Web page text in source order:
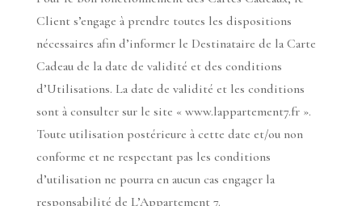
Client s’engage à prendre toutes les dispositions
nécessaires afin d’informer le Destinataire de la Carte
Cadeau de la date de validité et des conditions
d’Utilisations. La date de validité et les conditions
sont à consulter sur le site « www.lappartement7.fr ».
Toute utilisation postérieure à cette date et/ou non
conforme et ne respectant pas les conditions
d’utilisation ne pourra en aucun cas engager la
responsabilité de L’Appartement 7.